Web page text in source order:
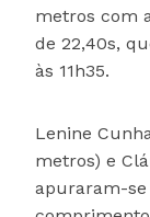
metros com
de 22,40s,
às 11h35.
Lenine
metros) e
apuraram-